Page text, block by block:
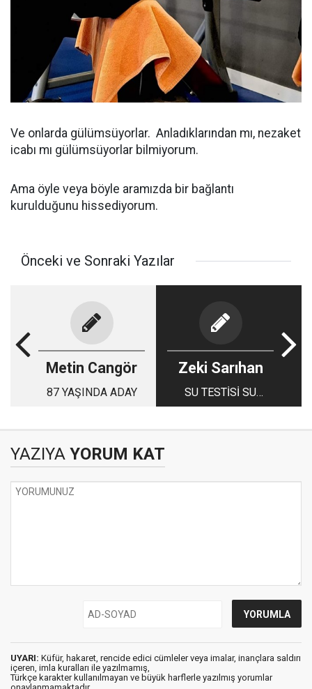
Ve onlarda gülümsüyorlar. Anladıklarından mı, nezaket
icabı mı gülümsüyorlar bilmiyorum.
Ama öyle veya böyle aramızda bir bağlantı
kurulduğunu hissediyorum.
Önceki ve Sonraki Yazılar
Metin Cangör
87 YAŞINDA ADAY
Zeki Sarıhan
SU TESTİSİ SU
YOLUNDA…
YAZIYA YORUM KAT
UYARI: Küfür, hakaret, rencide edici cümleler veya imalar, inançlara saldırı
içeren, imla kuralları ile yazılmamış,
Türkçe karakter kullanılmayan ve büyük harflerle yazılmış yorumlar